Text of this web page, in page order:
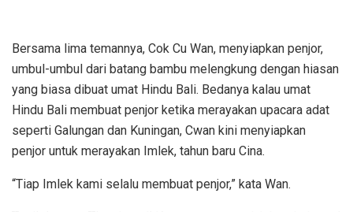
Bersama lima temannya, Cok Cu Wan, menyiapkan penjor,
umbul-umbul dari batang bambu melengkung dengan hiasan
yang biasa dibuat umat Hindu Bali. Bedanya kalau umat
Hindu Bali membuat penjor ketika merayakan upacara adat
seperti Galungan dan Kuningan, Cwan kini menyiapkan
penjor untuk merayakan Imlek, tahun baru Cina.
“Tiap Imlek kami selalu membuat penjor,” kata Wan.